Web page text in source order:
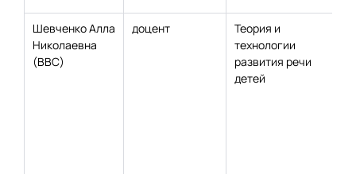
Шевченко Алла
Николаевна
(ВВС)
доцент
Теория и
технологии
развития речи
детей